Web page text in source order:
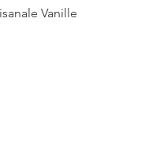
Vanille